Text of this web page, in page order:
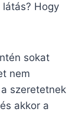
Hogy
sokat
nem
szeretetnek
akkor a